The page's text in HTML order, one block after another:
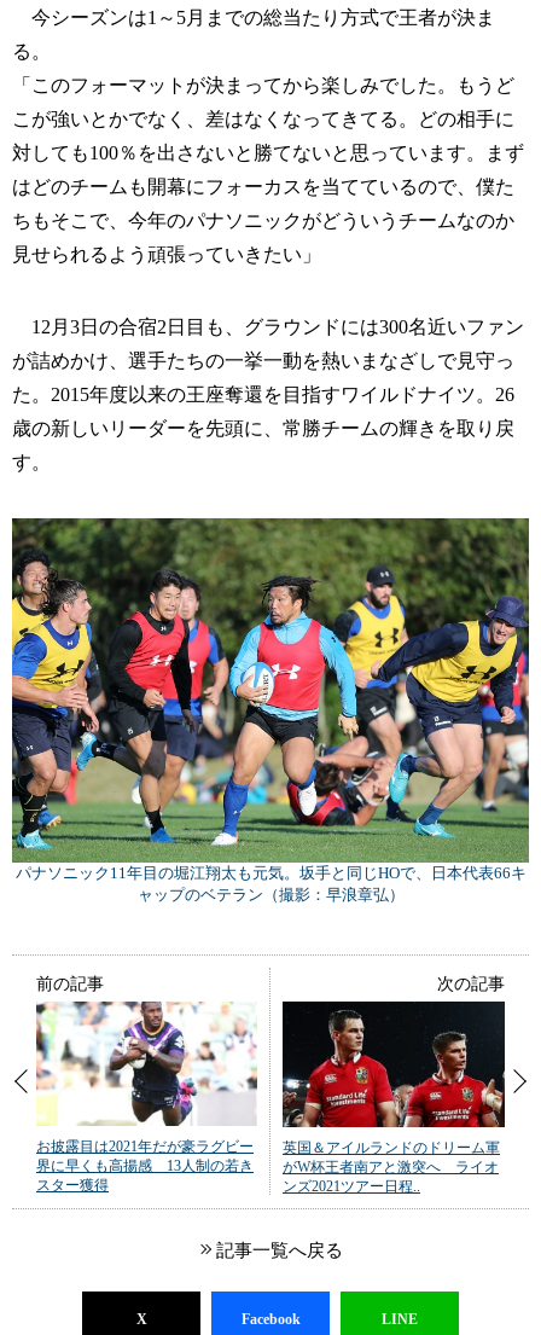
今シーズンは1～5月までの総当たり方式で王者が決ま
る。
「このフォーマットが決まってから楽しみでした。もうど
こが強いとかでなく、差はなくなってきてる。どの相手に
対しても100％を出さないと勝てないと思っています。まず
はどのチームも開幕にフォーカスを当てているので、僕た
ちもそこで、今年のパナソニックがどういうチームなのか
見せられるよう頑張っていきたい」
12月3日の合宿2日目も、グラウンドには300名近いファン
が詰めかけ、選手たちの一挙一動を熱いまなざしで見守っ
た。2015年度以来の王座奪還を目指すワイルドナイツ。26
歳の新しいリーダーを先頭に、常勝チームの輝きを取り戻
す。
パナソニック11年目の堀江翔太も元気。坂手と同じHOで、日本代表66キ
ャップのベテラン（撮影：早浪章弘）
前の記事
お披露目は2021年だが豪ラグビー
界に早くも高揚感 13人制の若き
スター獲得
次の記事
英国＆アイルランドのドリーム軍
がW杯王者南アと激突へ ライオ
ンズ2021ツアー日程..
記事一覧へ戻る
X Facebook LINE